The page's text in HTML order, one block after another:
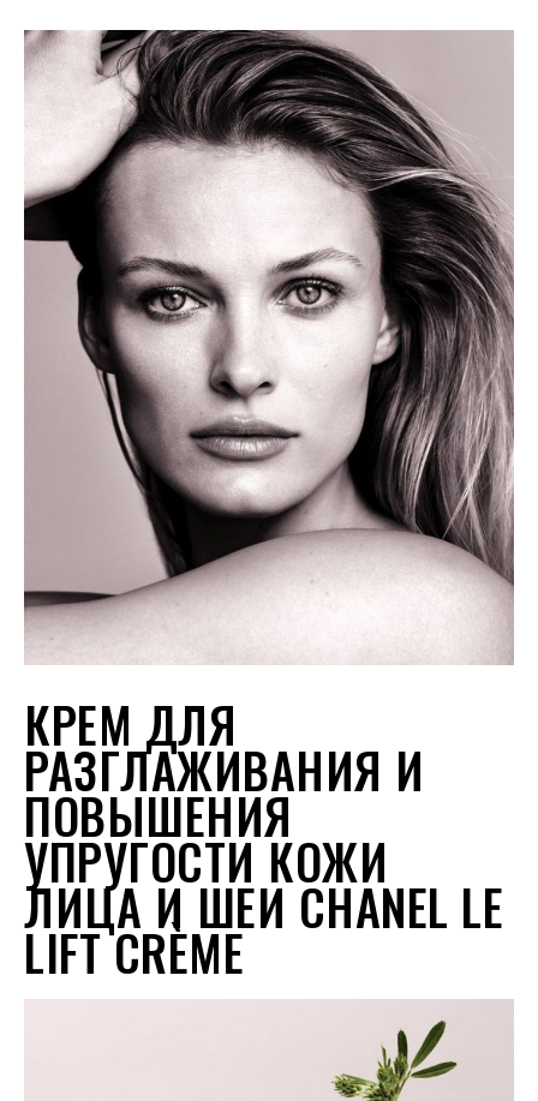
КРЕМ ДЛЯ
РАЗГЛАЖИВАНИЯ И
ПОВЫШЕНИЯ
УПРУГОСТИ КОЖИ
ЛИЦА И ШЕИ CHANEL LE
LIFT CRÈME